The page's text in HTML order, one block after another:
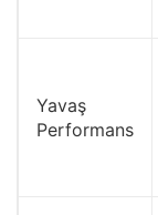
Yavaş
Performans